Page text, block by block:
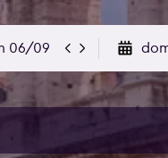
06/09